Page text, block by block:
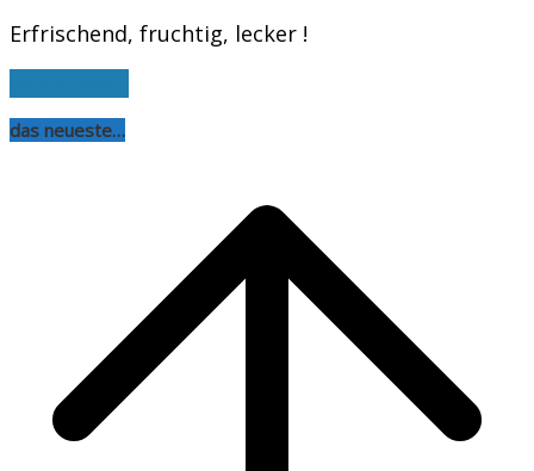
Erfrischend, fruchtig, lecker !
das neueste…